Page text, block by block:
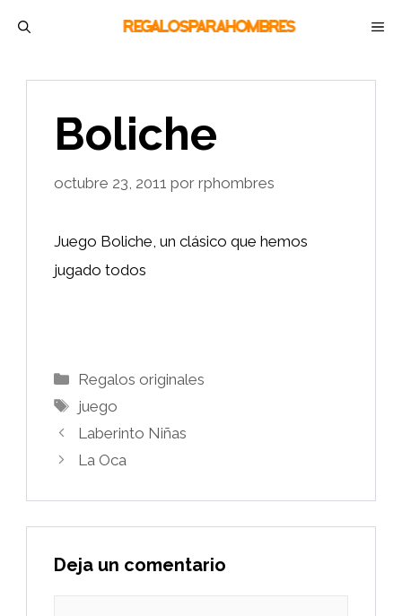
Boliche
octubre 23, 2011 por rphombres
Juego Boliche, un clásico que hemos
jugado todos
Categorías
Regalos originales
Etiquetas
juego
Laberinto Niñas
La Oca
Deja un comentario